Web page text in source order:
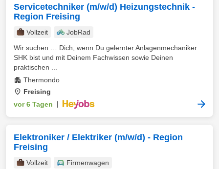
Servicetechniker (m/w/d) Heizungstechnik -
Region Freising
Vollzeit
JobRad
Wir suchen … Dich, wenn Du gelernter Anlagenmechaniker
SHK bist und mit Deinem Fachwissen sowie Deinen
praktischen ...
Thermondo
Freising
vor 6 Tagen
Elektroniker / Elektriker (m/w/d) - Region
Freising
Vollzeit Firmenwagen